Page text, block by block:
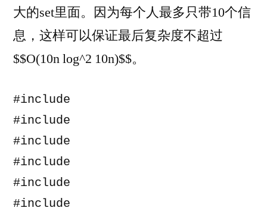
大的set里面。因为每个人最多只带10个信
息，这样可以保证最后复杂度不超过
$$O(10n log^2 10n)$$。
#include
#include
#include
#include
#include
#include